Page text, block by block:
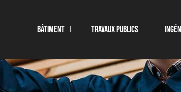
Bâtiment Travaux publics